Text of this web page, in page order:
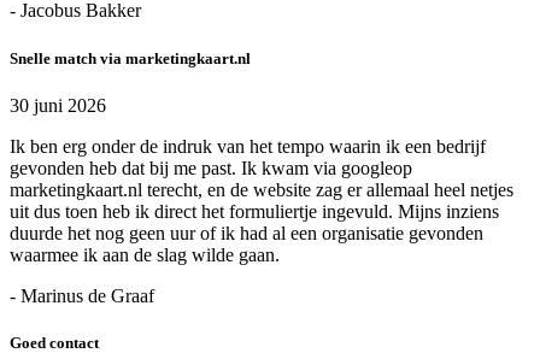
- Jacobus Bakker
Snelle match via marketingkaart.nl
30 juni 2026
Ik ben erg onder de indruk van het tempo waarin ik een bedrijf
gevonden heb dat bij me past. Ik kwam via googleop
marketingkaart.nl terecht, en de website zag er allemaal heel netjes
uit dus toen heb ik direct het formuliertje ingevuld. Mijns inziens
duurde het nog geen uur of ik had al een organisatie gevonden
waarmee ik aan de slag wilde gaan.
- Marinus de Graaf
Goed contact